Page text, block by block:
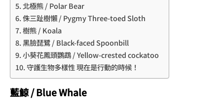
北極熊 / Polar Bear
侏三趾樹懶 / Pygmy Three-toed Sloth
樹熊 / Koala
黑臉琵鷺 / Black-faced Spoonbill
小葵花鳳頭鸚鵡 / Yellow-crested cockatoo
守護生物多樣性 現在是行動的時候！
藍鯨 / Blue Whale